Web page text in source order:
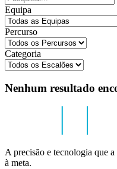
Equipa
Percurso
Categoria
Nenhum resultado
A precisão e tecnologia que
à meta.